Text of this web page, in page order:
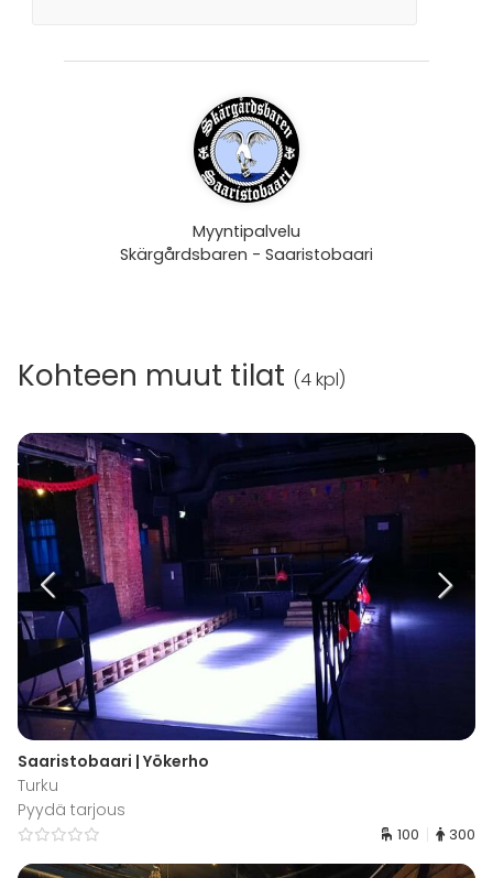
Myyntipalvelu
Skärgårdsbaren - Saaristobaari
Kohteen muut tilat (4 kpl)
Saaristobaari | Yökerho
Turku
Pyydä tarjous
100 300